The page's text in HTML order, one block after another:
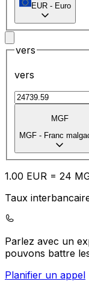
EUR - Euro
vers
vers
MGF
MGF - Franc
1.00 EUR = 24
Taux
Parlez avec un
pouvons battre
Planifier un appel